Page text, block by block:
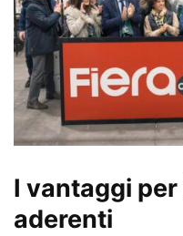
I vantaggi
aderenti